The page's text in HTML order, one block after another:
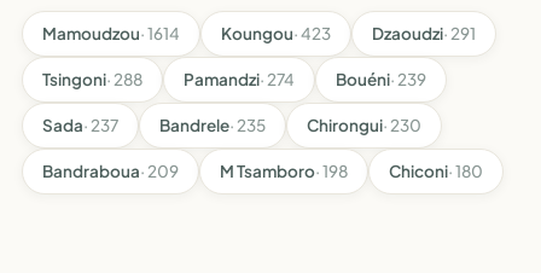
Mamoudzou· 1614 Koungou· 423 Dzaoudzi· 291
Tsingoni· 288 Pamandzi· 274 Bouéni· 239
Sada· 237 Bandrele· 235 Chirongui· 230
Bandraboua· 209 M Tsamboro· 198 Chiconi· 180